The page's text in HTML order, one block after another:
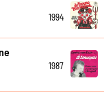
1994
1987